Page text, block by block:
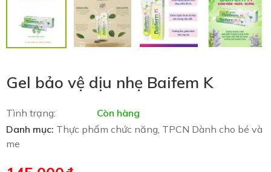
Gel bảo vệ dịu nhẹ Baifem K
Tình trạng:
Còn hàng
Danh mục: Thực phẩm chức năng TPCN Dành cho bé và
me